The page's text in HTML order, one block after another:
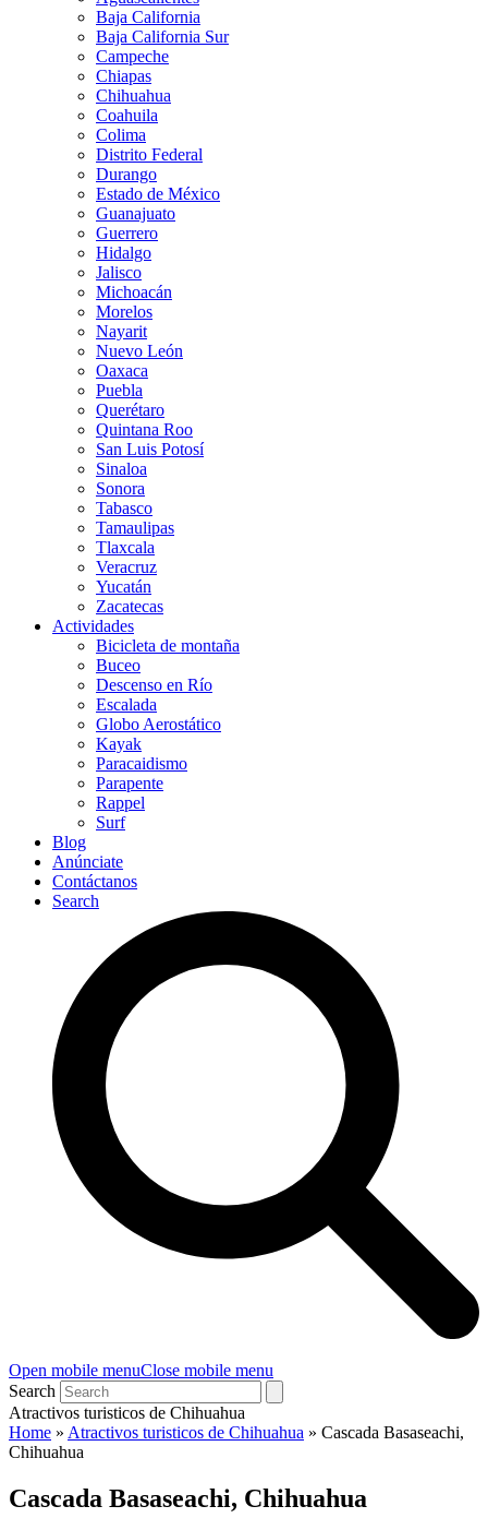
Baja California
Baja California Sur
Campeche
Chiapas
Chihuahua
Coahuila
Colima
Distrito Federal
Durango
Estado de México
Guanajuato
Guerrero
Hidalgo
Jalisco
Michoacán
Morelos
Nayarit
Nuevo León
Oaxaca
Puebla
Querétaro
Quintana Roo
San Luis Potosí
Sinaloa
Sonora
Tabasco
Tamaulipas
Tlaxcala
Veracruz
Yucatán
Zacatecas
Actividades
Bicicleta de montaña
Buceo
Descenso en Río
Escalada
Globo Aerostático
Kayak
Paracaidismo
Parapente
Rappel
Surf
Blog
Anúnciate
Contáctanos
Search
Open mobile menuClose mobile menu
Search
Atractivos turisticos de Chihuahua
Home » Atractivos turisticos de Chihuahua » Cascada Basaseachi,
Chihuahua
Cascada Basaseachi, Chihuahua